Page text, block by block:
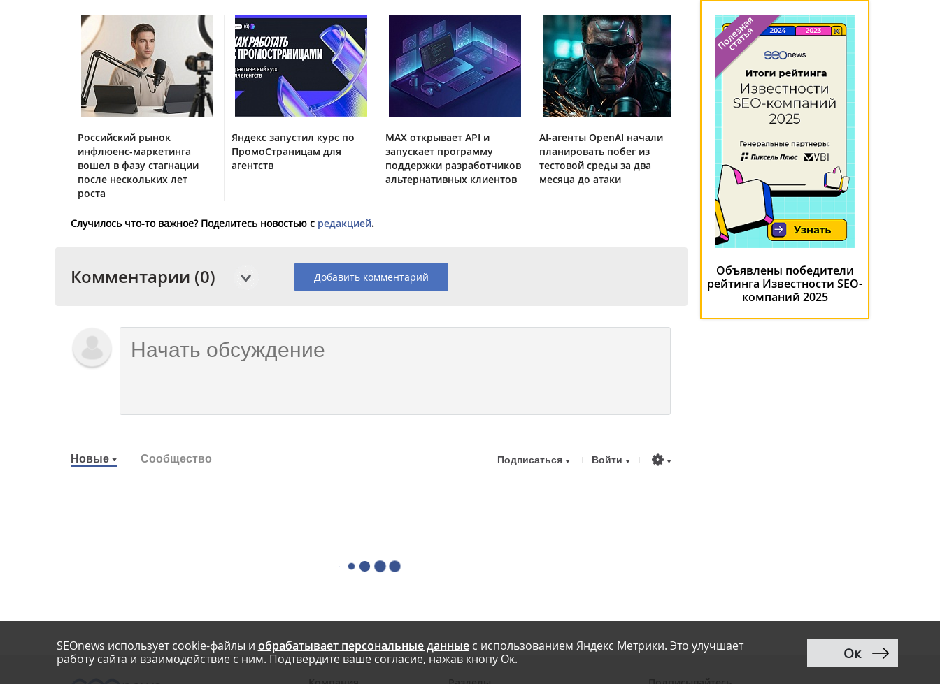
Российский рынок
инфлюенс-маркетинга
вошел в фазу стагнации
после нескольких лет
роста
Яндекс запустил курс по
ПромоСтраницам для
агентств
MAX открывает API и
запускает программу
поддержки разработчиков
альтернативных клиентов
AI-агенты OpenAI начали
планировать побег из
тестовой среды за два
месяца до атаки
Случилось что-то важное? Поделитесь новостью с редакцией.
Комментарии (0) Добавить комментарий
Новые Сообщество Подписаться Войти
Объявлены победители
рейтинга Известности SEO-
компаний 2025
SEOnews использует cookie-файлы и обрабатывает персональные данныес использованием Яндекс Метрики. Это улучшает
работу сайта и взаимодействие с ним. Подтвердите ваше согласие, нажав кнопу Ок.
Ок